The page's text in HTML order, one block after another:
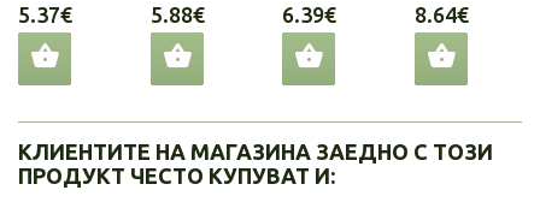
5.37€ 5.88€ 6.39€ 8.64€
КЛИЕНТИТЕ НА МАГАЗИНА ЗАЕДНО С ТОЗИ
ПРОДУКТ ЧЕСТО КУПУВАТ И: